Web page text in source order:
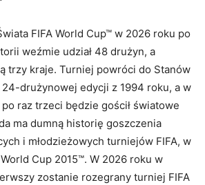
FIFA World Cup™ w 2026 roku po
weźmie udział 48 drużyn, a
trzy kraje. Turniej powróci do Stanów
drużynowej edycji z 1994 roku, a w
raz trzeci będzie gościł światowe
ma dumną historię goszczenia
i młodzieżowych turniejów FIFA, w
World Cup 2015™. W 2026 roku w
zostanie rozegrany turniej FIFA